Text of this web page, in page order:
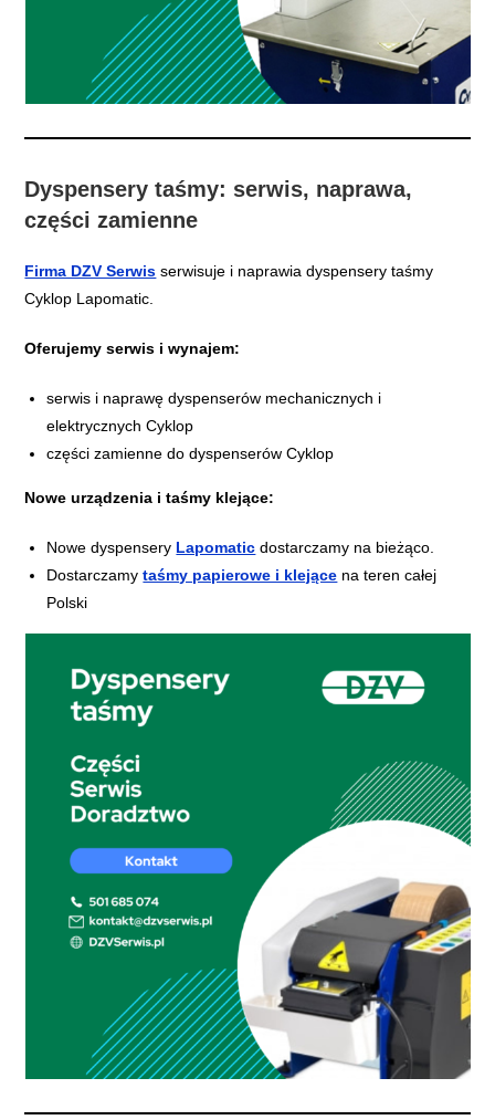
Dyspensery taśmy: serwis, naprawa,
części zamienne
Firma DZV Serwis serwisuje i naprawia dyspensery taśmy
Cyklop Lapomatic.
Oferujemy serwis i wynajem:
serwis i naprawę dyspenserów mechanicznych i
elektrycznych Cyklop
części zamienne do dyspenserów Cyklop
Nowe urządzenia i taśmy klejące:
Nowe dyspensery Lapomatic dostarczamy na bieżąco.
Dostarczamytaśmy papierowe i klejące na teren całej
Polski